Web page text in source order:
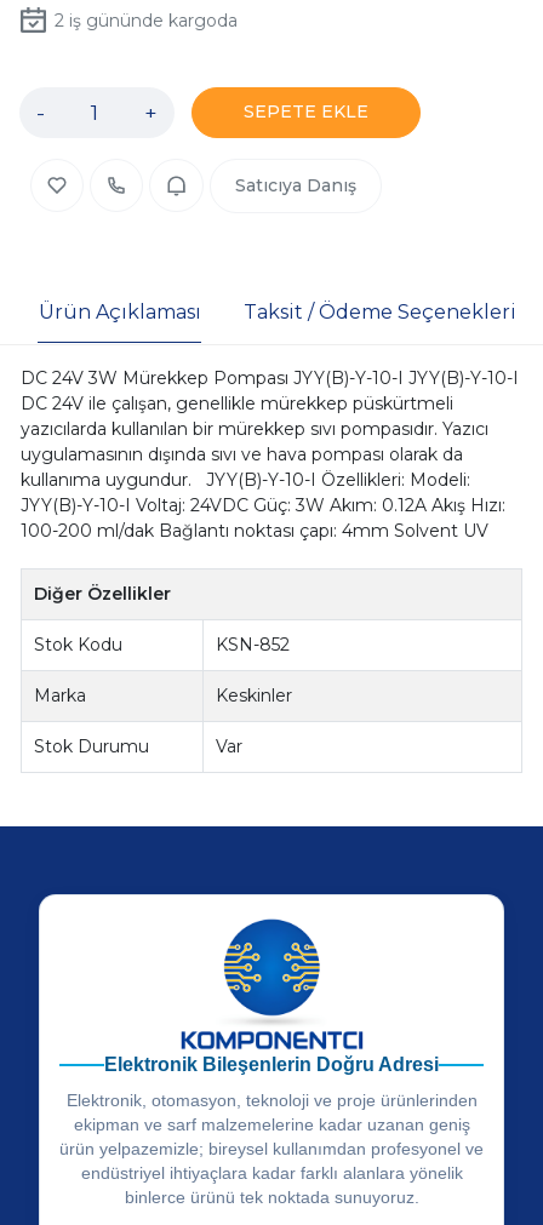
2iş gününde kargoda
- + SEPETE EKLE
Satıcıya Danış
Ürün Açıklaması Taksit / Ödeme Seçenekleri
DC 24V 3W Mürekkep Pompası JYY(B)-Y-10-I JYY(B)-Y-10-I
DC 24V ile çalışan, genellikle mürekkep püskürtmeli
yazıcılarda kullanılan bir mürekkep sıvı pompasıdır. Yazıcı
uygulamasının dışında sıvı ve hava pompası olarak da
kullanıma uygundur. JYY(B)-Y-10-I Özellikleri: Modeli:
JYY(B)-Y-10-I Voltaj: 24VDC Güç: 3W Akım: 0.12A Akış Hızı:
100-200 ml/dak Bağlantı noktası çapı: 4mm Solvent UV
Diğer Özellikler
Stok Kodu KSN-852
Marka Keskinler
Stok Durumu Var
Elektronik Bileşenlerin Doğru Adresi
Elektronik, otomasyon, teknoloji ve proje ürünlerinden
ekipman ve sarf malzemelerine kadar uzanan geniş
ürün yelpazemizle; bireysel kullanımdan profesyonel ve
endüstriyel ihtiyaçlara kadar farklı alanlara yönelik
binlerce ürünü tek noktada sunuyoruz.